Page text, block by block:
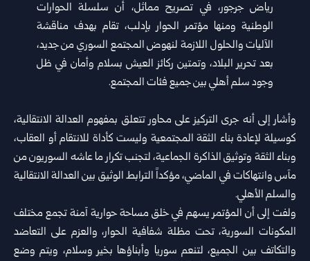
رياض جرجور، في تصريح مماثل، أن سلسلة الحوارات
الوطنية ومنها مؤتمر الحوار بإدلب، ‏تقام بهدف مناقشة
الآليات والحلول اللازمة لنهوض المجتمع السوري من ‏جديد،
بعد تحرير البلاد، وتمتين ركائز العيش بسلام وأمان في ظل
وجود ‏سلم أهلي بين جميع فئات المجتمع.‏
وأشار إلى أنه جرى التركيز على محاور تتعلق بمفهوم العدالة الانتقالية،
كوسيلة لإعادة بناء الثقة المجتمعية وليست كأداة للانتقام أو العقاب،
وبناء ‏الثقة وتوثيق الذاكرة الجماعية، لتجنب تكرار ما عاشه السوريون من
مآس ‏وانتهاكات في الماضي، مؤكداً الترابط الوثيق بين العدالة الانتقالية
والسلم ‏الأهلي.‏
ولفت إلى أن المؤتمر يسهم في خلق مساحة حوارية آمنة تجمع مختلف
‏المكونات السورية، تحت مظلة شفافية الحوار، والعزم على التعاضد
‏والتكاتف بين الجميع، لتنعم سوريا وأبناؤها بخير وسلام، ويتم وضع